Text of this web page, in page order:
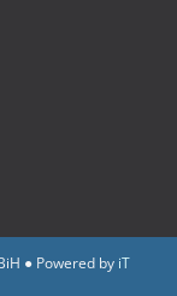
● Powered by iT